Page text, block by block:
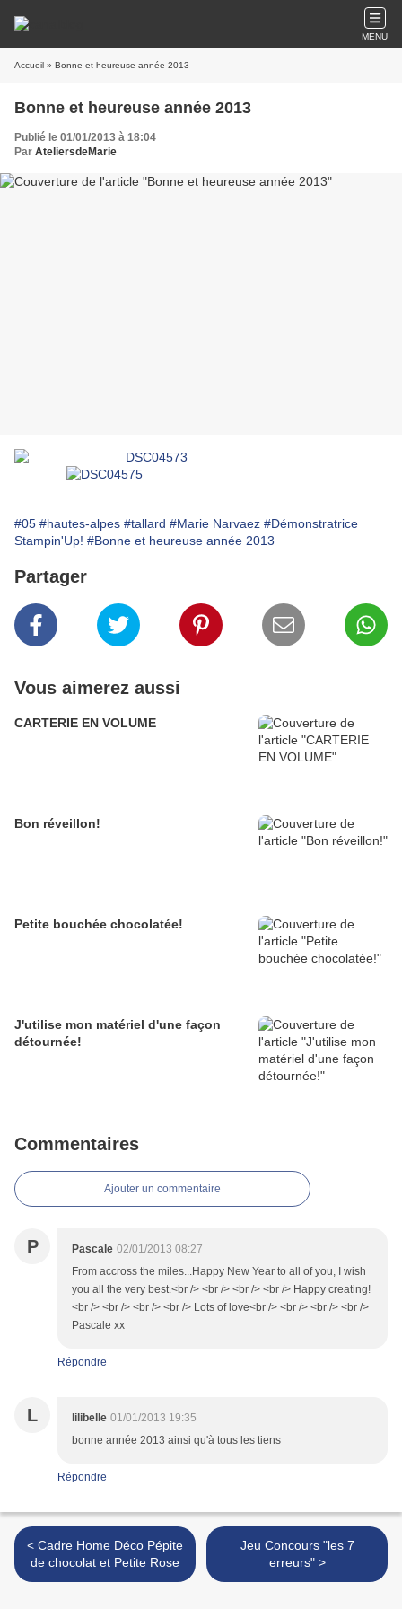
MENU
Accueil » Bonne et heureuse année 2013
Bonne et heureuse année 2013
Publié le 01/01/2013 à 18:04
Par AteliersdeMarie
#05 #hautes-alpes #tallard #Marie Narvaez #Démonstratrice
Stampin'Up! #Bonne et heureuse année 2013
Partager
Vous aimerez aussi
CARTERIE EN VOLUME
Bon réveillon!
Petite bouchée chocolatée!
J'utilise mon matériel d'une façon
détournée!
Commentaires
Ajouter un commentaire
P Pascale 02/01/2013 08:27
From accross the miles...Happy New Year to all of you, I wish
you all the very best.<br /> <br /> <br /> <br /> Happy creating!
<br /> <br /> <br /> <br /> Lots of love<br /> <br /> <br /> <br />
Pascale xx
Répondre
L lilibelle 01/01/2013 19:35
bonne année 2013 ainsi qu'à tous les tiens
Répondre
< Cadre Home Déco Pépite
de chocolat et Petite Rose
Jeu Concours "les 7
erreurs" >